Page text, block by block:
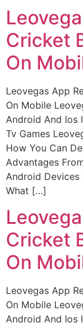
Cricket
On
Leovegas App
On Mobile
Android And Ios
Tv Games
How You Can
Advantages
Android Devices
What […]
Cricket
On
Leovegas App
On Mobile
Android And Ios